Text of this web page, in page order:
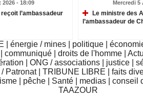
- 18:09
l’ambassadeur
Mercredi 5
Le ministre des
l’ambassadeur de
énergie / mines politique
|communiqué |droits de l'homme |
ONG / associations justice
Patronat TRIBUNE LIBRE
faits
pêche Santé medias |conseil
TAAZOUR